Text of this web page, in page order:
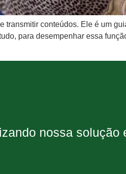
conteúdos. Ele é um
para desempenhar essa
nossa solução